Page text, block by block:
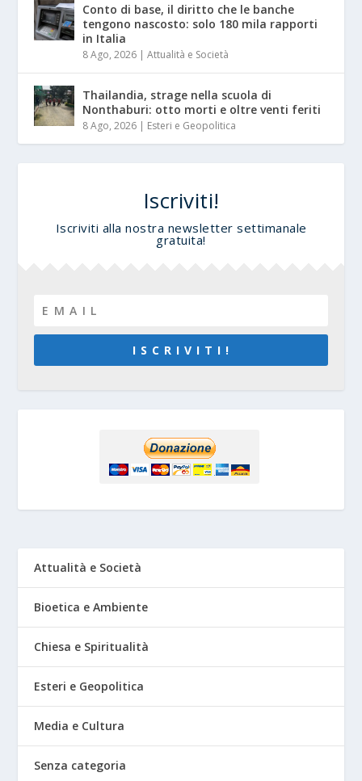
Conto di base, il diritto che le banche
tengono nascosto: solo 180 mila rapporti
in Italia
8 Ago, 2026 |Attualità e Società
Thailandia, strage nella scuola di
Nonthaburi: otto morti e oltre venti feriti
8 Ago, 2026 | Esteri e Geopolitica
Iscriviti!
Iscriviti alla nostra newsletter settimanale
gratuita!
I S C R I V I T I !
Attualità e Società
Bioetica e Ambiente
Chiesa e Spiritualità
Esteri e Geopolitica
Media e Cultura
Senza categoria